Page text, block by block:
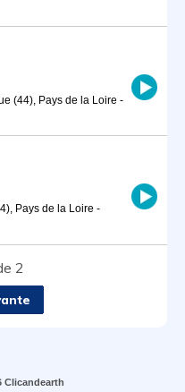
(44), Pays de la Loire -
Pays de la Loire -
2
Clicandearth